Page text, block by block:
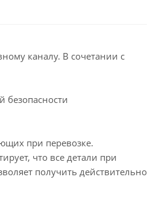
каналу. В сочетании с
при перевозке.
что все детали при
получить действительно